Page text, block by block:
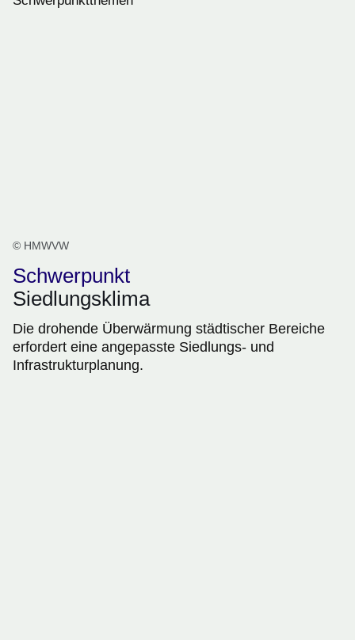
© HMWVW
Schwerpunkt
Siedlungsklima
Die drohende Überwärmung städtischer Bereiche
erfordert eine angepasste Siedlungs- und
Infrastrukturplanung.